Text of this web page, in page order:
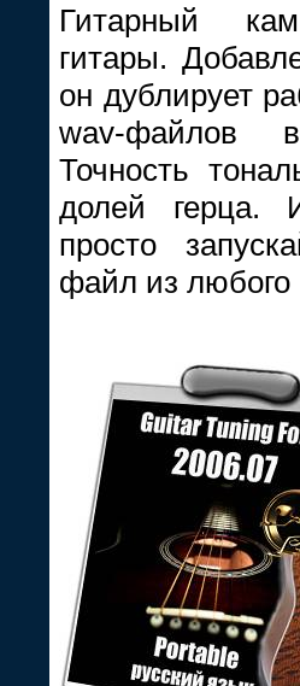
Гитарный
гитары.
он дублирует
wav-файлов
Точность
долей герца.
просто
файл из любого